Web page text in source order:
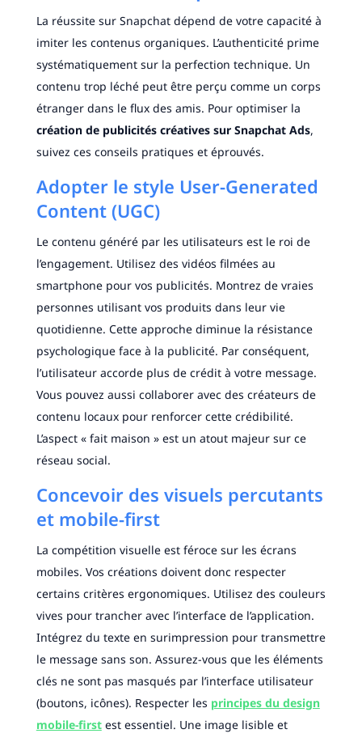
La réussite sur Snapchat dépend de votre capacité à
imiter les contenus organiques. L’authenticité prime
systématiquement sur la perfection technique. Un
contenu trop léché peut être perçu comme un corps
étranger dans le flux des amis. Pour optimiser la
création de publicités créatives sur Snapchat Ads,
suivez ces conseils pratiques et éprouvés.
Adopter le style User-Generated
Content (UGC)
Le contenu généré par les utilisateurs est le roi de
l’engagement. Utilisez des vidéos filmées au
smartphone pour vos publicités. Montrez de vraies
personnes utilisant vos produits dans leur vie
quotidienne. Cette approche diminue la résistance
psychologique face à la publicité. Par conséquent,
l’utilisateur accorde plus de crédit à votre message.
Vous pouvez aussi collaborer avec des créateurs de
contenu locaux pour renforcer cette crédibilité.
L’aspect « fait maison » est un atout majeur sur ce
réseau social.
Concevoir des visuels percutants
et mobile-first
La compétition visuelle est féroce sur les écrans
mobiles. Vos créations doivent donc respecter
certains critères ergonomiques. Utilisez des couleurs
vives pour trancher avec l’interface de l’application.
Intégrez du texte en surimpression pour transmettre
le message sans son. Assurez-vous que les éléments
clés ne sont pas masqués par l’interface utilisateur
(boutons, icônes). Respecter les principes du design
mobile-firstest essentiel. Une image lisible et